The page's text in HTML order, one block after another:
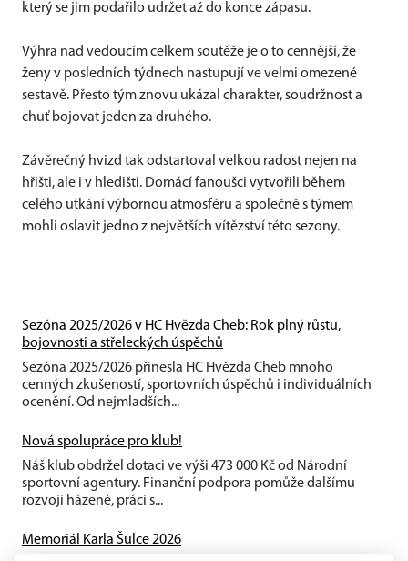
který se jim podařilo udržet až do konce zápasu.
Výhra nad vedoucím celkem soutěže je o to cennější, že
ženy v posledních týdnech nastupují ve velmi omezené
sestavě. Přesto tým znovu ukázal charakter, soudržnost a
chuť bojovat jeden za druhého.
Závěrečný hvizd tak odstartoval velkou radost nejen na
hřišti, ale i v hledišti. Domácí fanoušci vytvořili během
celého utkání výbornou atmosféru a společně s týmem
mohli oslavit jedno z největších vítězství této sezony.
Sezóna 2025/2026 v HC Hvězda Cheb: Rok plný růstu,
bojovnosti a střeleckých úspěchů
Sezóna 2025/2026 přinesla HC Hvězda Cheb mnoho
cenných zkušeností, sportovních úspěchů i individuálních
ocenění. Od nejmladších...
Nová spolupráce pro klub!
Náš klub obdržel dotaci ve výši 473 000 Kč od Národní
sportovní agentury. Finanční podpora pomůže dalšímu
rozvoji házené, práci s...
Memoriál Karla Šulce 2026